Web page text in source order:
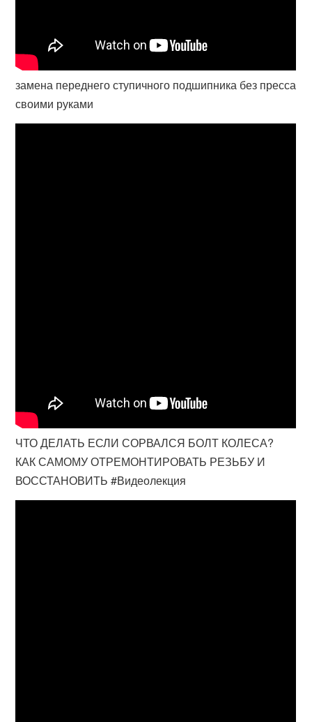
замена переднего ступичного подшипника без пресса
своими руками
ЧТО ДЕЛАТЬ ЕСЛИ СОРВАЛСЯ БОЛТ КОЛЕСА?
КАК САМОМУ ОТРЕМОНТИРОВАТЬ РЕЗЬБУ И
ВОССТАНОВИТЬ #Видеолекция